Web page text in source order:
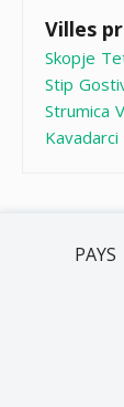
Villes
Skopje
Stip
Strumica
Kavadarci
PAYS